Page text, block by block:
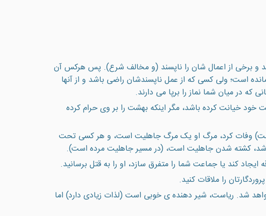
و برخی از اعمال شان را ناپسند (و مخالف شرع). پس هرکس آن
است؛ ولی کسی که از عمل ناپسندشان راضی باشد و از آنها
که در ميان شما نماز را برپا می دارند.
خود خيانت كرده باشد، مگر اينكه بهشت را بر وى حرام كرده
وفات كرد، مرگ او يک مرگ جاهليت است، و هر كسى تحت
شد، كشته شدن جاهليت است، (در مسیر جاهليت مرده است).
كند يا جماعت شما را متفرق سازد، او را به قتل برسانيد.
را ملاقات کنيد.
شد. رياست، شير دهنده ی خوبی است (لذات زيادی دارد) اما